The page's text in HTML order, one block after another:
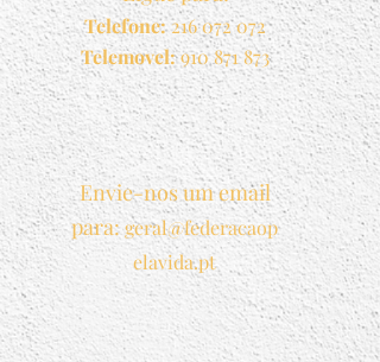
Telefone:216 072 072
Telemovel:910 871 873
Envie-nosum email
para:geral@federacaop
elavida.pt